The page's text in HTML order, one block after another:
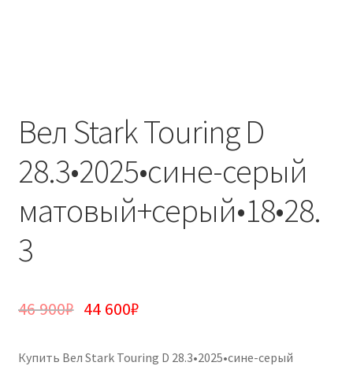
Вел Stark Touring D
28.3•2025•сине-серый
матовый+серый•18•28.
3
46 900₽ 44 600₽
Купить Вел Stark Touring D 28.3•2025•сине-серый